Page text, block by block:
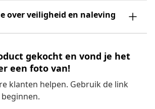
over veiligheid en naleving
gekocht en vond je het
een foto van!
klanten helpen. Gebruik de link